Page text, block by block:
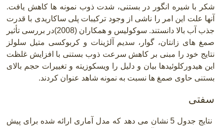
شکر با شیره انگور در بستنی، شدت ذوب نمونه ها کاهش یافت.
آنها علت این امر را ناشی از وجود ترکیبات پلی ساکاریدی با قدرت
جذب آب بالا دانستند. سوکولیس و همکاران (2008)در بررسی تأثیر
صمغ های زانتان، گوار، سدیم آلژینات و کربوکسی متیل سلولز
نتایج خود را مبنی بر کاهش سرعت ذوب بستنی با افزایش غلظت
این هیدورکلوئیدها بیان و دلیل را ویسکوزیته و تغییرات حجم بالای
بستنی حاوی صمغ ها نسبت به نمونه شاهد عنوان کردند.
سفتی
نتایج جدول 5 نشان می دهد که مدل آماری ارائه شده برای پیش